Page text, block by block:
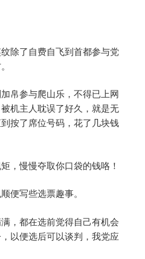
除了自费自飞到首都参与党
帛参与爬山乐，不得已上网
机主人耽误了好久，就是无
按了席位号码，花了几块钱
，慢慢夺取你口袋的钱咯！
便写些选票趣事。
，都在选前觉得自己有机会
以便选后可以谈判，我党应